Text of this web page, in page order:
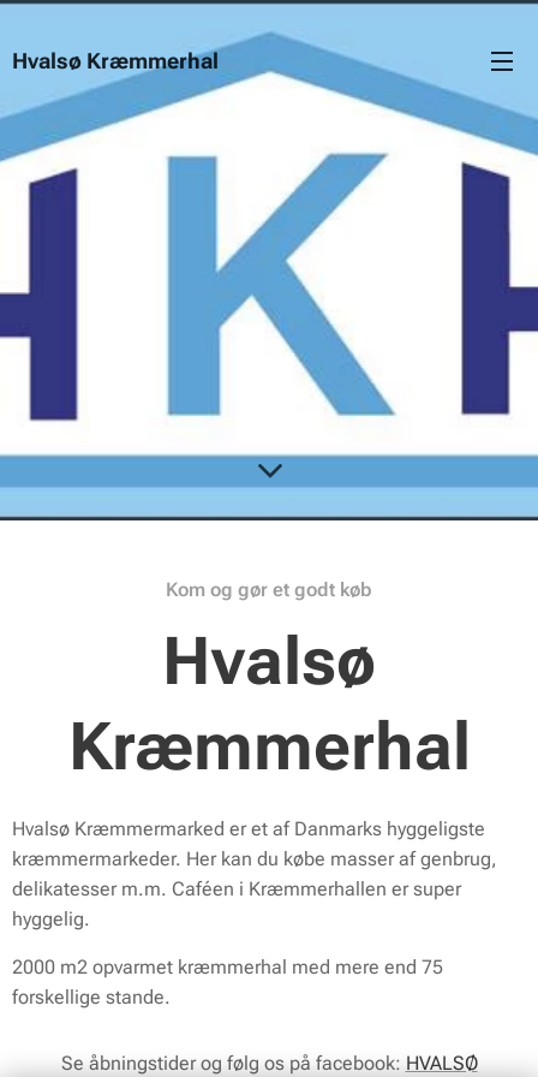
Hvalsø Kræmmerhal
Kom og gør et godt køb
Hvalsø
Kræmmerhal
Hvalsø Kræmmermarked er et af Danmarks hyggeligste
kræmmermarkeder. Her kan du købe masser af genbrug,
delikatesser m.m. Caféen i Kræmmerhallen er super
hyggelig.
2000 m2 opvarmet kræmmerhal med mere end 75
forskellige stande.
Se åbningstider og følg os på facebook: HVALSØ